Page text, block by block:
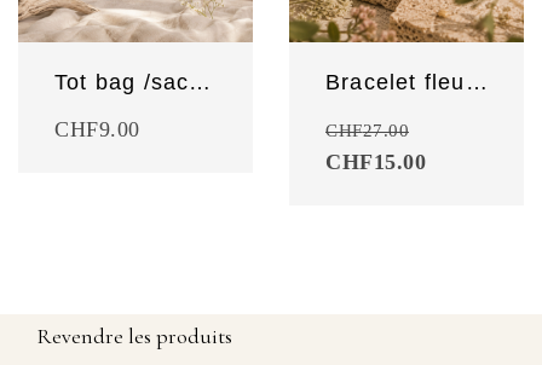
Tot bag /sac shopping en coton recyclé
CHF9.00
Bracelet fleurs en bois
CHF27.00
CHF15.00
Revendre les produits